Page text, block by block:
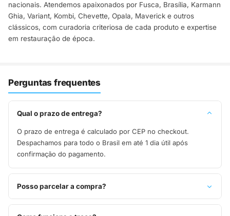
nacionais. Atendemos apaixonados por Fusca, Brasília, Karmann
Ghia, Variant, Kombi, Chevette, Opala, Maverick e outros
clássicos, com curadoria criteriosa de cada produto e expertise
em restauração de época.
Perguntas frequentes
Qual o prazo de entrega?
O prazo de entrega é calculado por CEP no checkout.
Despachamos para todo o Brasil em até 1 dia útil após
confirmação do pagamento.
Posso parcelar a compra?
Sim, parcelamos em até 10x sem juros no cartão de crédito,